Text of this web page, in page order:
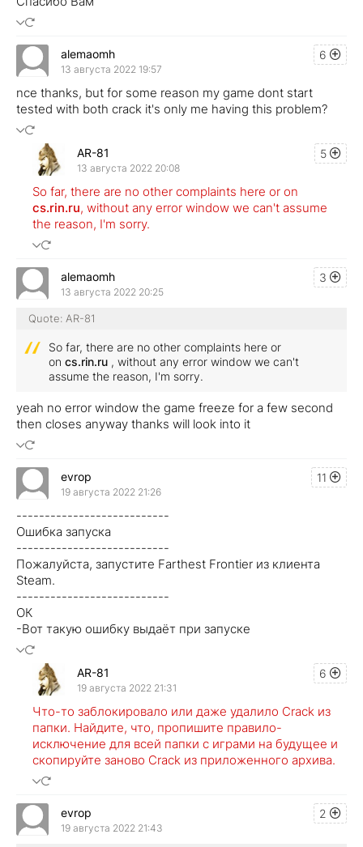
6
alemaomh
13 августа 2022 19:57
nce thanks, but for some reason my game dont start
tested with both crack it's only me having this problem?
5
AR-81
13 августа 2022 20:08
So far, there are no other complaints here or on
cs.rin.ru, without any error window we can't assume
the reason, I'm sorry.
3
alemaomh
13 августа 2022 20:25
Quote: AR-81
So far, there are no other complaints here or
on cs.rin.ru , without any error window we can't
assume the reason, I'm sorry.
yeah no error window the game freeze for a few second
then closes anyway thanks will look into it
11
evrop
19 августа 2022 21:26
---------------------------
Ошибка запуска
---------------------------
Пожалуйста, запустите Farthest Frontier из клиента
Steam.
---------------------------
ОК
-Вот такую ошибку выдаёт при запуске
6
AR-81
19 августа 2022 21:31
Что-то заблокировало или даже удалило Crack из
папки. Найдите, что, пропишите правило-
исключение для всей папки с играми на будущее и
скопируйте заново Crack из приложенного архива.
2
evrop
19 августа 2022 21:43